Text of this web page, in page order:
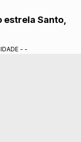
estrela Santo,
- -